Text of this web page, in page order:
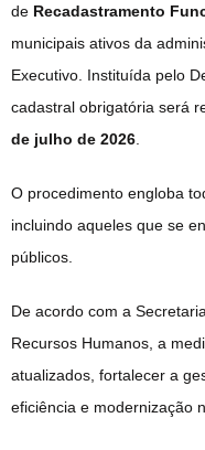
de Recadastramento
municipais ativos da
Executivo. Instituída pelo
cadastral obrigatória será
de julho de 2026
O procedimento engloba
incluindo aqueles que se
públicos.
De acordo com a
Recursos Humanos, a
atualizados, fortalecer a
eficiência e modernização